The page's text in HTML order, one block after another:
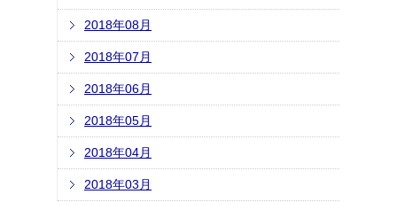
2018年08月
2018年07月
2018年06月
2018年05月
2018年04月
2018年03月